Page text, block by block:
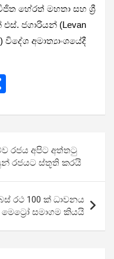
හේරත් මහතා සහ ශ්‍රී
එස්. ජගාරියන් (Levan
විදේශ අමාත්‍යාංශයේදී
ar
e
රජය අපිට අත්තටු
රජයට ස්තූති කරයි
රථ 100 ක් ධාවනය
සමාගම කියයි